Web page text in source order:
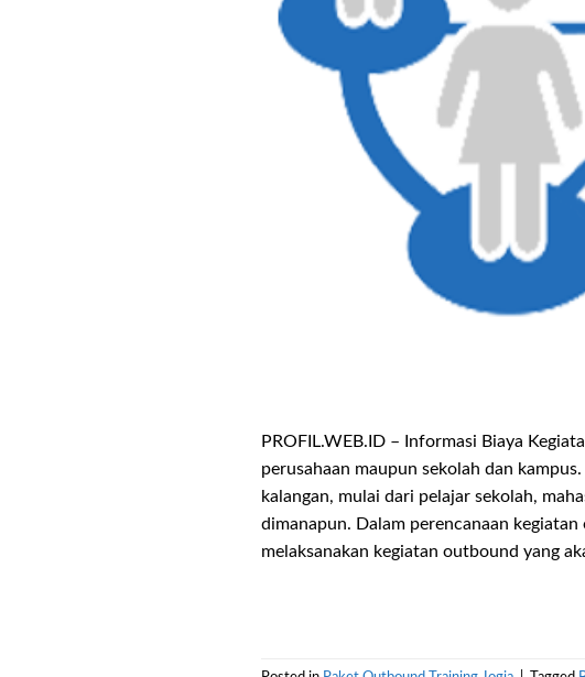
PROFIL.WEB.ID – Informasi Biaya
perusahaan maupun sekolah dan
kalangan, mulai dari pelajar sekolah,
dimanapun. Dalam perencanaan
melaksanakan kegiatan outbound yang